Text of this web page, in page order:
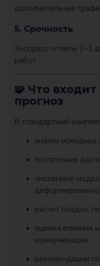
дополнительные
5. Срочность
Экспресс-отчеты (1–3
работ.
🧩 Что
прогноз
В стандартный
анализ исходных
построение
численное
расчет осадок,
оценка влияния
коммуникации;
рекомендации